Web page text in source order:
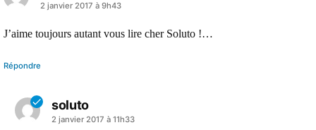
a
dit :
2 janvier 2017 à 9h43
J’aime toujours autant vous lire cher Soluto !…
Répondre
soluto
a
2 janvier 2017 à 11h33